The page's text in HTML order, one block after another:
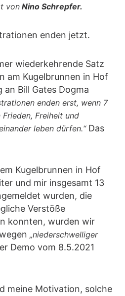
vonNino Schrepfer.
enden jetzt.
wiederkehrende Satz
am Kugelbrunnen in Hof
an Bill Gates Dogma
enden erst, wenn 7
Freiheit und
leben dürfen.“Das
Kugelbrunnen in Hof
und mir insgesamt 13
wurden, die
Verstöße
konnten, wurden wir
„niederschwelliger
Demo vom 8.5.2021
meine Motivation, solche